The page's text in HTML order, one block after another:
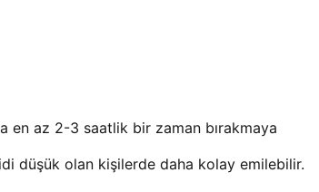
en az 2-3 saatlik bir zaman bırakmaya
düşük olan kişilerde daha kolay emilebilir.